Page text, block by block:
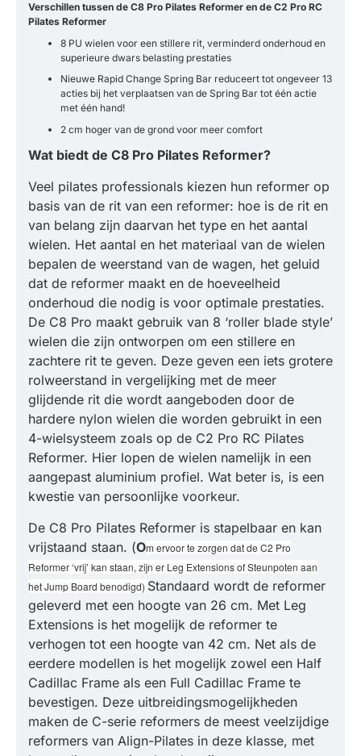
Verschillen tussen de C8 Pro Pilates Reformer en de C2 Pro RC
Pilates Reformer
8 PU wielen voor een stillere rit, verminderd onderhoud en
superieure dwars belasting prestaties
Nieuwe Rapid Change Spring Bar reduceert tot ongeveer 13
acties bij het verplaatsen van de Spring Bar tot één actie
met één hand!
2 cm hoger van de grond voor meer comfort
Wat biedt de C8 Pro Pilates Reformer?
Veel pilates professionals kiezen hun reformer op
basis van de rit van een reformer: hoe is de rit en
van belang zijn daarvan het type en het aantal
wielen. Het aantal en het materiaal van de wielen
bepalen de weerstand van de wagen, het geluid
dat de reformer maakt en de hoeveelheid
onderhoud die nodig is voor optimale prestaties.
De C8 Pro maakt gebruik van 8 ‘roller blade style’
wielen die zijn ontworpen om een stillere en
zachtere rit te geven. Deze geven een iets grotere
rolweerstand in vergelijking met de meer
glijdende rit die wordt aangeboden door de
hardere nylon wielen die worden gebruikt in een
4-wielsysteem zoals op de C2 Pro RC Pilates
Reformer. Hier lopen de wielen namelijk in een
aangepast aluminium profiel. Wat beter is, is een
kwestie van persoonlijke voorkeur.
De C8 Pro Pilates Reformer is stapelbaar en kan
vrijstaand staan. (Om ervoor te zorgen dat de C2 Pro
Reformer ‘vrij’ kan staan, zijn er Leg Extensions of Steunpoten aan
het Jump Board benodigd) Standaard wordt de reformer
geleverd met een hoogte van 26 cm. Met Leg
Extensions is het mogelijk de reformer te
verhogen tot een hoogte van 42 cm. Net als de
eerdere modellen is het mogelijk zowel een Half
Cadillac Frame als een Full Cadillac Frame te
bevestigen. Deze uitbreidingsmogelijkheden
maken de C-serie reformers de meest veelzijdige
reformers van Align-Pilates in deze klasse, met